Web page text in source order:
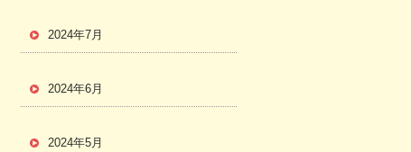
2024年7月
2024年6月
2024年5月